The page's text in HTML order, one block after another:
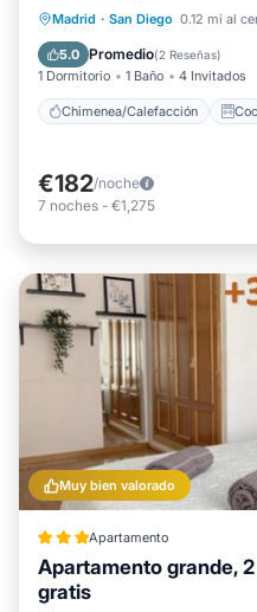
Madrid · San Diego 0.12 mi al
5.0 Promedio(2 Reseñas)
1 Dormitorio 1 Baño 4 Invitados
Chimenea/Calefacción
Chimenea/
Apto para niños
€182/noche
7 noches - €1,275
Muy bien valorado
Apartamento
Apartamento grande,
gratis